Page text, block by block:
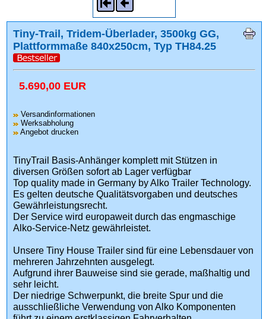
Tiny-Trail, Tridem-Überlader, 3500kg GG,
Plattformmaße 840x250cm, Typ TH84.25
5.690,00 EUR
Versandinformationen
Werksabholung
Angebot drucken
TinyTrail Basis-Anhänger komplett mit Stützen in
diversen Größen sofort ab Lager verfügbar
Top quality made in Germany by Alko Trailer Technology.
Es gelten deutsche Qualitätsvorgaben und deutsches
Gewährleistungsrecht.
Der Service wird europaweit durch das engmaschige
Alko-Service-Netz gewährleistet.
Unsere Tiny House Trailer sind für eine Lebensdauer von
mehreren Jahrzehnten ausgelegt.
Aufgrund ihrer Bauweise sind sie gerade, maßhaltig und
sehr leicht.
Der niedrige Schwerpunkt, die breite Spur und die
ausschließliche Verwendung von Alko Komponenten